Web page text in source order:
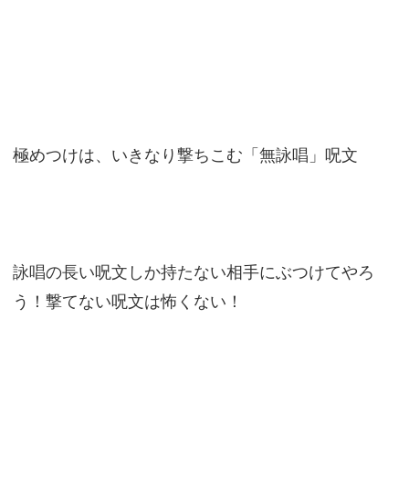
極めつけは、いきなり撃ちこむ「無詠唱」呪文
詠唱の長い呪文しか持たない相手にぶつけてやろ
う！撃てない呪文は怖くない！